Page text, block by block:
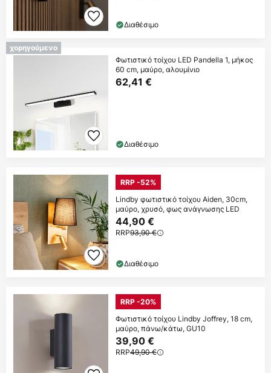
Διαθέσιμο
χορηγούμενο
Φωτιστικό τοίχου LED Pandella 1, μήκος
60 cm, μαύρο, αλουμίνιο
62,41 €
Διαθέσιμο
RRP -52%
Lindby φωτιστικό τοίχου Aiden, 30cm,
μαύρο, χρυσό, φως ανάγνωσης LED
44,90 €
RRP93,90 €
Διαθέσιμο
RRP -20%
Φωτιστικό τοίχου Lindby Joffrey, 18 cm,
μαύρο, πάνω/κάτω, GU10
39,90 €
RRP49,90 €